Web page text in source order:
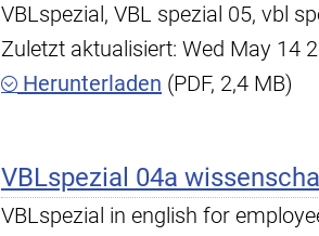
VBLspezial, VBL spezial 05, vbl
Zuletzt aktualisiert: Wed May 14
Herunterladen (PDF, 2,4 MB)
VBLspezial 04a
VBLspezial in english for